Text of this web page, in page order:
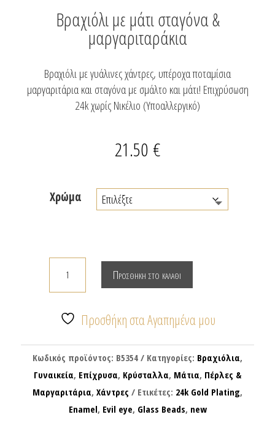
Βραχιόλι με μάτι σταγόνα &
μαργαριταράκια
Βραχιόλι με γυάλινες χάντρες, υπέροχα ποταμίσια
μαργαριτάρια και σταγόνα με σμάλτο και μάτι! Επιχρύσωση
24k χωρίς Νικέλιο (Υποαλλεργικό)
21.50 €
Χρώμα
σταγόνα
μαργαριταράκια
ποσότητα
Προσθήκη στο καλάθι
Προσθήκη στα Αγαπημένα μου
Κωδικός προϊόντος: B5354 Κατηγορίες: Βραχιόλια,
Γυναικεία, Επίχρυσα, Κρύσταλλα, Μάτια, Πέρλες &
Μαργαριτάρια, Χάντρες Ετικέτες: 24k Gold Plating,
Enamel, Evil eye, Glass Beads, new